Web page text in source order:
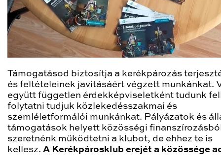
Támogatásod biztosítja a kerékpározás
és feltételeinek javításáért végzett munkánkat.
együtt független érdekképviseletként tudunk
folytatni tudjuk közlekedésszakmai és
szemléletformálói munkánkat. Pályázatok és
támogatások helyett közösségi
szeretnénk működtetni a klubot, de ehhez te is
kellesz. A Kerékpárosklub erejét a közössége